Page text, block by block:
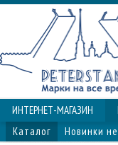
ИНТЕРНЕТ-МАГАЗИН
Каталог
Новинки